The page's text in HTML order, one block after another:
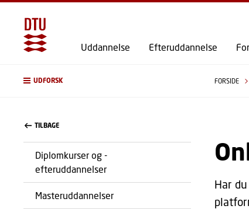
Uddannelse Efteruddannelse
UDFORSK FORSIDE
TILBAGE
Diplomkurser og -
efteruddannelser
Masteruddannelser
Har